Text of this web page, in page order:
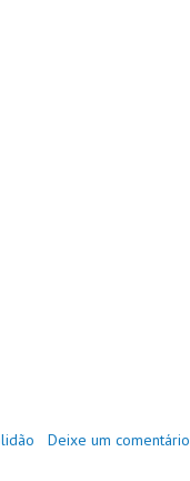
Deixe um comentário